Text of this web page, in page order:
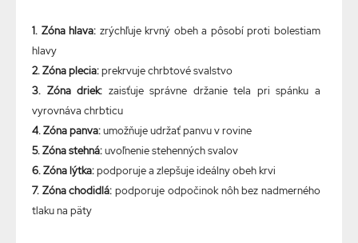
1. Zóna hlava: zrýchľuje krvný obeh a pôsobí proti bolestiam
hlavy
2. Zóna plecia:prekrvuje chrbtové svalstvo
3. Zóna driek: zaisťuje správne držanie tela pri spánku a
vyrovnáva chrbticu
4. Zóna panva:umožňuje udržať panvu v rovine
5. Zóna stehná:uvoľnenie stehenných svalov
6. Zóna lýtka:podporuje a zlepšuje ideálny obeh krvi
7. Zóna chodidlá: podporuje odpočinok nôh bez nadmerného
tlaku na päty